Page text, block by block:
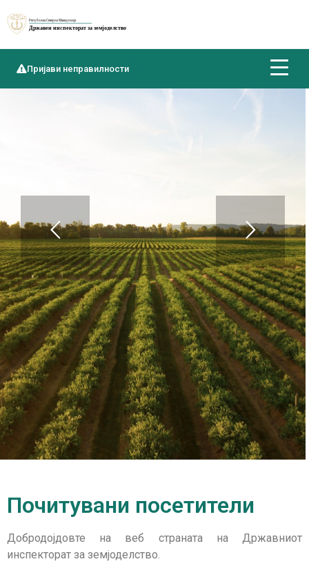
Пријави неправилности
Почитувани посетители
Добродојдовте на веб страната на Државниот
инспекторат за земјоделство.